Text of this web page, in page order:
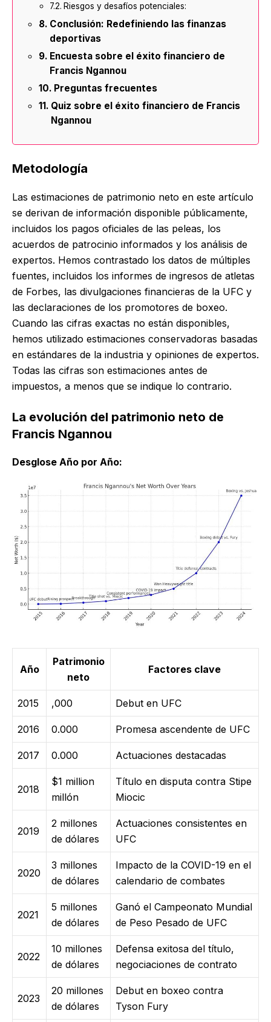
Riesgos y desafíos potenciales:
Conclusión: Redefiniendo las finanzas
deportivas
Encuesta sobre el éxito financiero de
Francis Ngannou
Preguntas frecuentes
Quiz sobre el éxito financiero de Francis
Ngannou
Metodología
Las estimaciones de patrimonio neto en este artículo
se derivan de información disponible públicamente,
incluidos los pagos oficiales de las peleas, los
acuerdos de patrocinio informados y los análisis de
expertos. Hemos contrastado los datos de múltiples
fuentes, incluidos los informes de ingresos de atletas
de Forbes, las divulgaciones financieras de la UFC y
las declaraciones de los promotores de boxeo.
Cuando las cifras exactas no están disponibles,
hemos utilizado estimaciones conservadoras basadas
en estándares de la industria y opiniones de expertos.
Todas las cifras son estimaciones antes de
impuestos, a menos que se indique lo contrario.
La evolución del patrimonio neto de
Francis Ngannou
Desglose Año por Año:
Año
Patrimonio
neto
Factores clave
2015 ,000 Debut en UFC
2016 0.000 Promesa ascendente de UFC
2017 0.000 Actuaciones destacadas
2018
$1 million
millón
Título en disputa contra Stipe
Miocic
2019
2 millones
de dólares
Actuaciones consistentes en
UFC
2020
3 millones
de dólares
Impacto de la COVID-19 en el
calendario de combates
2021
5 millones
de dólares
Ganó el Campeonato Mundial
de Peso Pesado de UFC
2022
10 millones
de dólares
Defensa exitosa del título,
negociaciones de contrato
2023
20 millones
de dólares
Debut en boxeo contra
Tyson Fury